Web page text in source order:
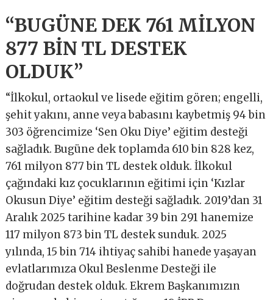
“BUGÜNE DEK 761 MİLYON
877 BİN TL DESTEK
OLDUK”
“İlkokul, ortaokul ve lisede eğitim gören; engelli,
şehit yakını, anne veya babasını kaybetmiş 94 bin
303 öğrencimize ‘Sen Oku Diye’ eğitim desteği
sağladık. Bugüne dek toplamda 610 bin 828 kez,
761 milyon 877 bin TL destek olduk. İlkokul
çağındaki kız çocuklarının eğitimi için ‘Kızlar
Okusun Diye’ eğitim desteği sağladık. 2019’dan 31
Aralık 2025 tarihine kadar 39 bin 291 hanemize
117 milyon 873 bin TL destek sunduk. 2025
yılında, 15 bin 714 ihtiyaç sahibi hanede yaşayan
evlatlarımıza Okul Beslenme Desteği ile
doğrudan destek olduk. Ekrem Başkanımızın